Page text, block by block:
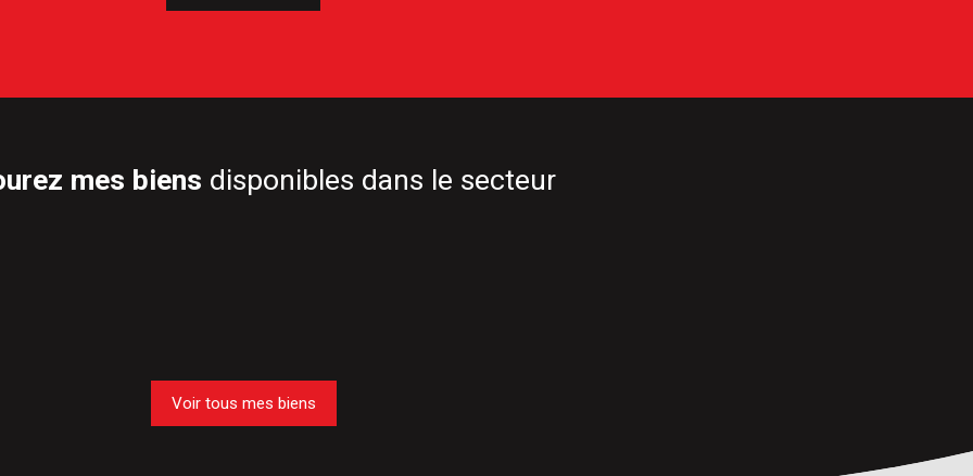
mes biens disponibles dans le secteur
Voir tous mes biens